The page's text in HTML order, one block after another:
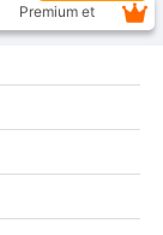
Premium et